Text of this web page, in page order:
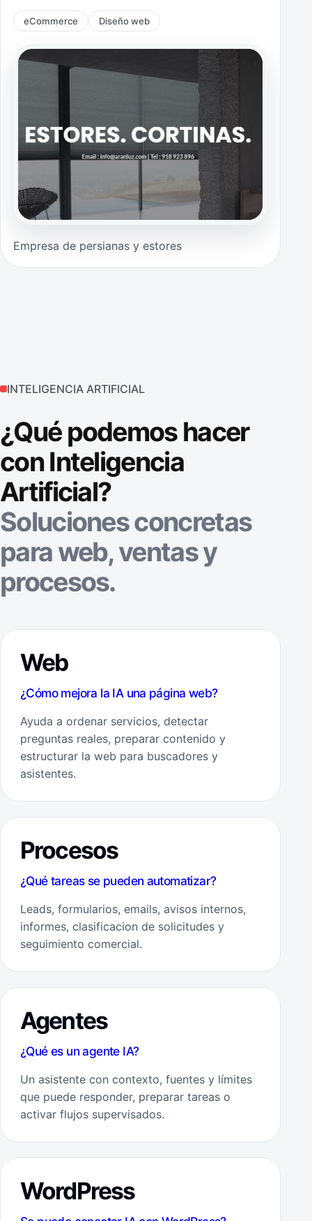
eCommerce Diseño web
Empresa de persianas y estores
INTELIGENCIA ARTIFICIAL
¿Qué podemos hacer
con Inteligencia
Artificial?
Soluciones concretas
para web, ventas y
procesos.
Web
¿Cómo mejora la IA una página web?
Ayuda a ordenar servicios, detectar
preguntas reales, preparar contenido y
estructurar la web para buscadores y
asistentes.
Procesos
¿Qué tareas se pueden automatizar?
Leads, formularios, emails, avisos internos,
informes, clasificacion de solicitudes y
seguimiento comercial.
Agentes
¿Qué es un agente IA?
Un asistente con contexto, fuentes y límites
que puede responder, preparar tareas o
activar flujos supervisados.
WordPress